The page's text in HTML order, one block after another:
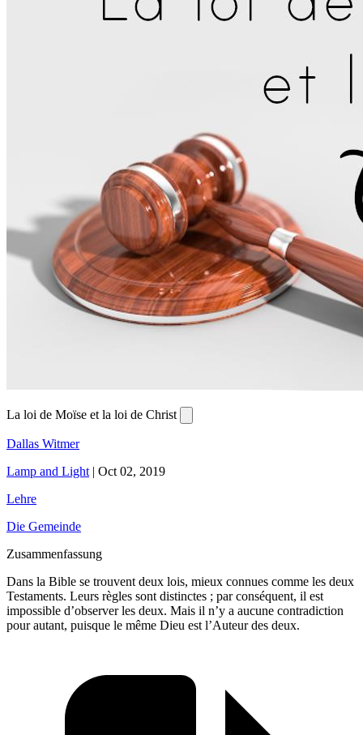
La loi de Moïse et la loi de Christ
Dallas Witmer
Lamp and Light | Oct 02, 2019
Lehre
Die Gemeinde
Zusammenfassung
Dans la Bible se trouvent deux lois, mieux connues comme les deux
Testaments. Leurs règles sont distinctes ; par conséquent, il est
impossible d’observer les deux. Mais il n’y a aucune contradiction
pour autant, puisque le même Dieu est l’Auteur des deux.